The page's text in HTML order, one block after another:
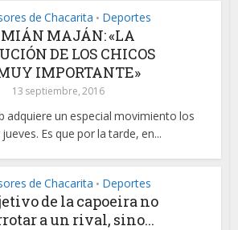
de Chacarita • Deportes
MAJÁN: «LA
DE LOS CHICOS
IMPORTANTE»
13 septiembre, 2016
adquiere un especial movimiento los
Es que por la tarde, en...
de Chacarita • Deportes
de la capoeira no
a un rival, sino...